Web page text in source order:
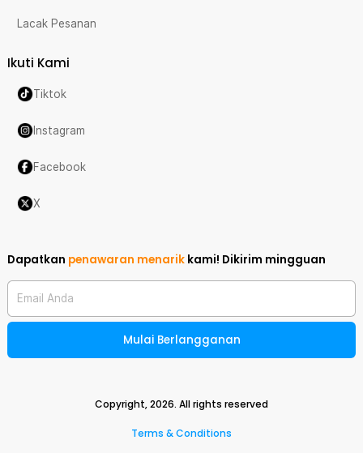
Lacak Pesanan
Ikuti Kami
Tiktok
Instagram
Facebook
X
Dapatkan penawaran menarik kami! Dikirim mingguan
Email Anda
Mulai Berlangganan
Copyright,2026. All rights reserved
Terms & Conditions